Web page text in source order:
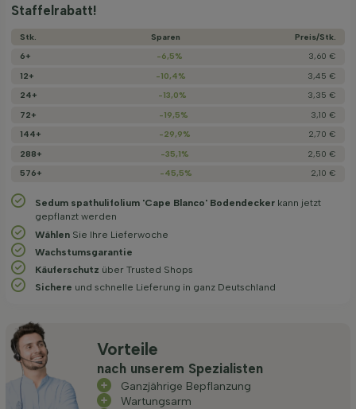
Staffelrabatt!
Stk. Sparen
Preis/­Stk.
6+
-6,5%
3,60 €
12+
-10,4%
3,45 €
24+
-13,0%
3,35 €
72+
-19,5%
3,10 €
144+
-29,9%
2,70 €
288+
-35,1%
2,50 €
576+
-45,5% 2,10 €
Sedum spathulifolium 'Cape Blanco' Bodendecker kann jetzt
gepflanzt werden
Wählen Sie Ihre Lieferwoche
Wachstums­garantie
Käuferschutz über Trusted Shops
Sichere und schnelle Lieferung in ganz Deutschland
Vorteile
nach unserem Spezialisten
Ganzjährige Bepflanzung
Wartungsarm